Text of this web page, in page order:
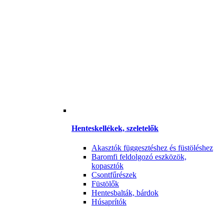
Henteskellékek, szeletelők
Akasztók függesztéshez és füstöléshez
Baromfi feldolgozó eszközök,
kopasztók
Csontfűrészek
Füstölők
Hentesbalták, bárdok
Húsaprítók